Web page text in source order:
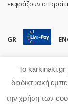
εκφράζουν
GR
Εγγραφή
Το karkinaki.gr
διαδικτυακή
την χρήση των